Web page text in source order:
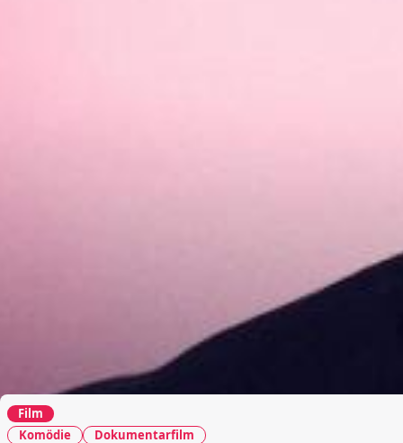
Film
Komödie
Dokumentarfilm